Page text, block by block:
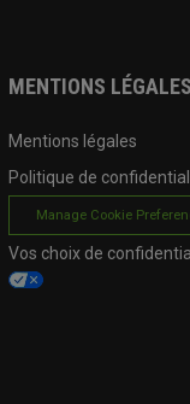
MENTIONS LÉGALES
Mentions légales
Politique de
Manage Cookie
Vos choix de